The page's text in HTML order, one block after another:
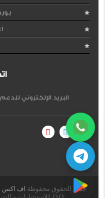
البريد الإلكتروني
جميع الحقوق محفوظة اف اكس